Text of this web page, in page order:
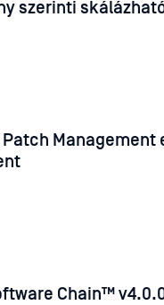
szerinti
Management
Chain™